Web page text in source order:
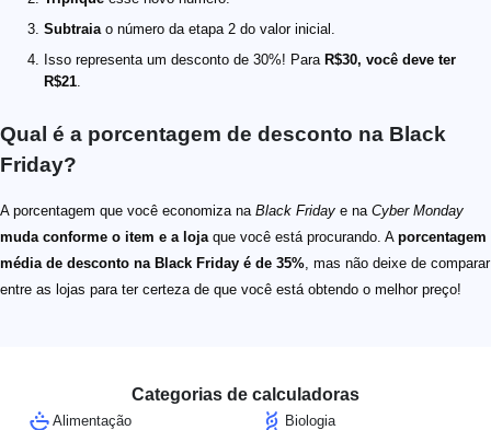
Subtraiao número da etapa 2 do valor inicial.
Isso representa um desconto de 30%! Para R$30, você deve ter
R$21.
Qual é a porcentagem de desconto na Black
Friday?
A porcentagem que você economiza na Black Friday e na Cyber Monday
muda conforme o item e a lojaque você está procurando. A porcentagem
média de desconto na Black Friday é de 35%, mas não deixe de comparar
entre as lojas para ter certeza de que você está obtendo o melhor preço!
Categorias de calculadoras
Alimentação Biologia